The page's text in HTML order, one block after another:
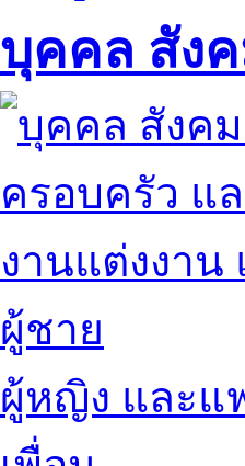
บุคคล สัง
ครอบครัว แล
งานแต่งงาน
ผู้ชาย
ผู้หญิง และแ